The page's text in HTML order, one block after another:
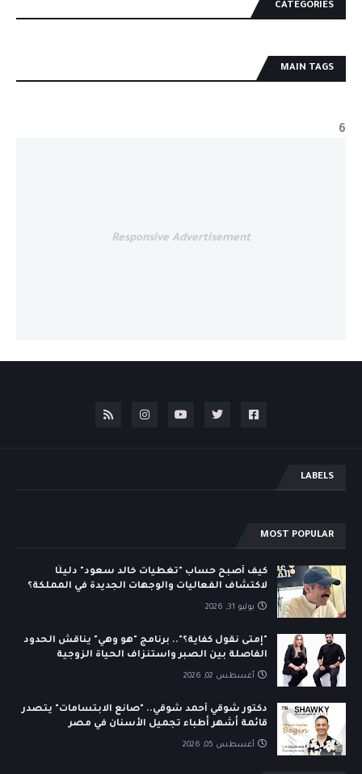
CATEGORIES
MAIN TAGS
6
Responsive Advertisement
LABELS
MOST POPULAR
كيف أصبح حساب "تغطيات خالد سعود" دليلًا
لاكتشاف الفعاليات والوجهات الجديدة في المملكة؟
يوليو 31, 2026
"إمتى نقول كفاية؟".. برنامج "هو وهي" يناقش الحدود
الفاصلة بين الصبر واستنزاف الحياة الزوجية
أغسطس 02, 2026
دكتور شوقي أحمد شوقي.. "صانع الابتسامات" يتصدر
قائمة أشهر أطباء تجميل الأسنان في مصر
أغسطس 05, 2026